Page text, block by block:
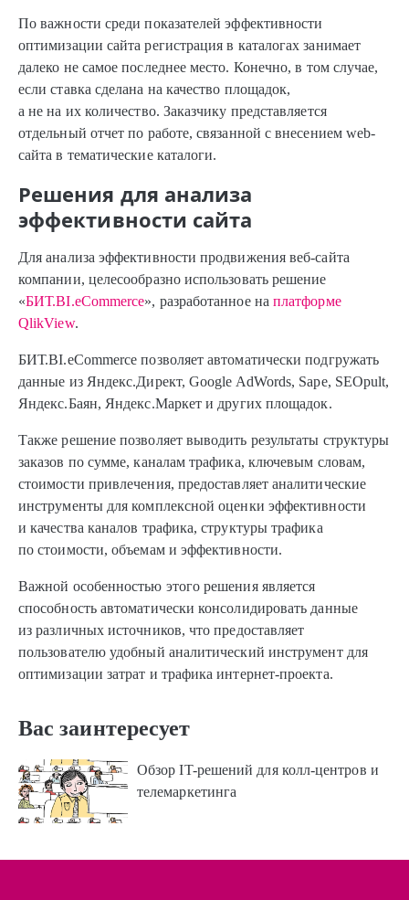
По важности среди показателей эффективности
оптимизации сайта регистрация в каталогах занимает
далеко не самое последнее место. Конечно, в том случае,
если ставка сделана на качество площадок,
а не на их количество. Заказчику представляется
отдельный отчет по работе, связанной с внесением web-
сайта в тематические каталоги.
Решения для анализа
эффективности сайта
Для анализа эффективности продвижения веб-сайта
компании, целесообразно использовать решение
«БИТ.BI.eCommerce», разработанное на платформе
QlikView.
БИТ.BI.eCommerce позволяет автоматически подгружать
данные из Яндекс.Директ, Google AdWords, Sape, SEOpult,
Яндекс.Баян, Яндекс.Маркет и других площадок.
Также решение позволяет выводить результаты структуры
заказов по сумме, каналам трафика, ключевым словам,
стоимости привлечения, предоставляет аналитические
инструменты для комплексной оценки эффективности
и качества каналов трафика, структуры трафика
по стоимости, объемам и эффективности.
Важной особенностью этого решения является
способность автоматически консолидировать данные
из различных источников, что предоставляет
пользователю удобный аналитический инструмент для
оптимизации затрат и трафика интернет-проекта.
Вас заинтересует
Обзор IT-решений для колл-центров и
телемаркетинга